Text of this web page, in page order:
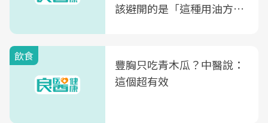
該避開的是「這種用油方
飲食
豐胸只吃青木瓜？中醫說：
這個超有效